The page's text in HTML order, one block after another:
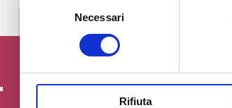
consenso
Necessari
Rifiuta